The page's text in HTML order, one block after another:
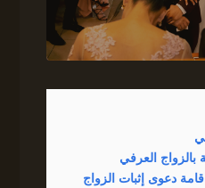
بالزواج العرفي
دعوى إثبات الزواج